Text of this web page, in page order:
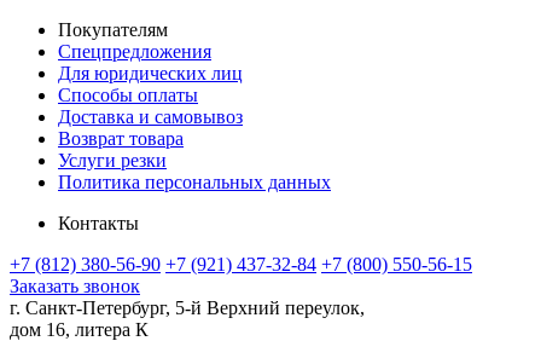
Покупателям
Спецпредложения
Для юридических лиц
Способы оплаты
Доставка и самовывоз
Возврат товара
Услуги резки
Политика персональных данных
Контакты
+7 (812) 380-56-90 +7 (921) 437-32-84 +7 (800) 550-56-15
Заказать звонок
г. Санкт-Петербург, 5-й Верхний переулок,
дом 16, литера К